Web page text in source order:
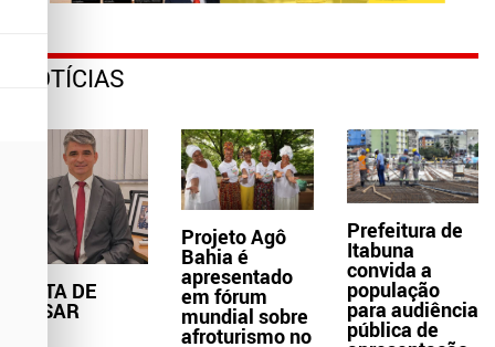
NOTÍCIAS
NOTA DE
PESAR
Projeto Agô
Bahia é
apresentado
em fórum
mundial sobre
afroturismo no
Prefeitura de
Itabuna
convida a
população
para audiência
pública de